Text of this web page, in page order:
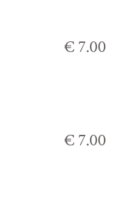
€ 7.00
€ 7.00